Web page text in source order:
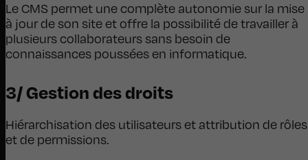
Le CMS permet une complète autonomie sur la mise
à jour de son site et offre la possibilité de travailler à
plusieurs collaborateurs sans besoin de
connaissances poussées en informatique.
3/ Gestion des droits
Hiérarchisation des utilisateurs et attribution de rôles
et de permissions.